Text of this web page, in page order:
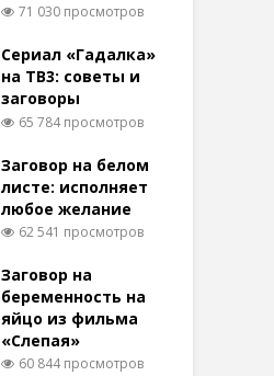
71 030 просмотров
Сериал «Гадалка»
на ТВ3: советы и
заговоры
65 784 просмотров
Заговор на белом
листе: исполняет
любое желание
62 541 просмотров
Заговор на
беременность на
яйцо из фильма
«Слепая»
60 844 просмотров